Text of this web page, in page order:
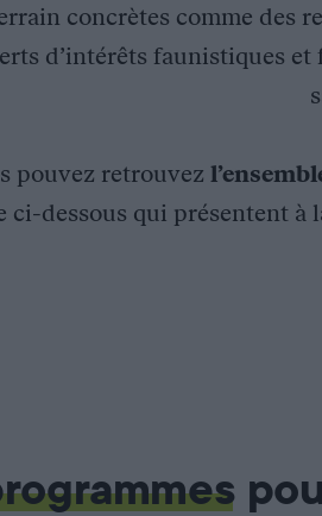
concrètes comme des
d’intérêts faunistiques
pouvez retrouvez
ci-dessous qui présentent